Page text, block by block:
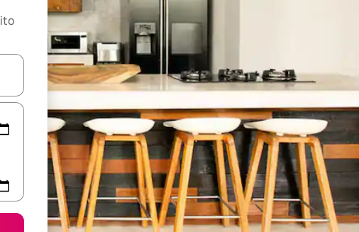
com as teclas de seta para cima e para baixo ou explore com gestos de